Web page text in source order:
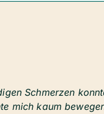
Schmerzen
mich kaum